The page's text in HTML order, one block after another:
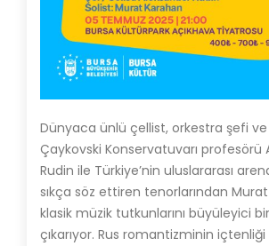
Dünyaca ünlü çellist, orkestra şefi
Çaykovski Konservatuvarı profesörü
Rudin ile Türkiye’nin uluslararası
sıkça söz ettiren tenorlarından
klasik müzik tutkunlarını büyüleyici
çıkarıyor. Rus romantizminin